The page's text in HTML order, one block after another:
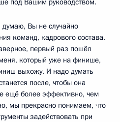
Вы не случайно
команд, кадрового состава.
первый раз пошёл
который уже на финише,
выхожу. И надо думать
после, чтобы она
ещё более эффективно, чем
мы прекрасно понимаем, что
задействовать при